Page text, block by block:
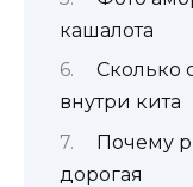
кашалота
Сколько
внутри кита
Почему
дорогая